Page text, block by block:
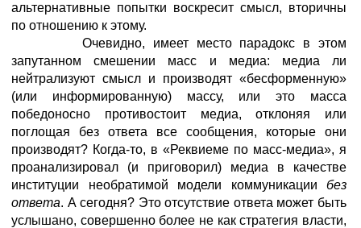
альтернативные попытки воскресит смысл, вторичны
по отношению к этому.
Очевидно, имеет место парадокс в этом
запутанном смешении масс и медиа: медиа ли
нейтрализуют смысл и производят «бесформенную»
(или информированную) массу, или это масса
победоносно противостоит медиа, отклоняя или
поглощая без ответа все сообщения, которые они
производят? Когда-то, в «Реквиеме по масс-медиа», я
проанализировал (и приговорил) медиа в качестве
институции необратимой модели коммуникации без
ответа. А сегодня? Это отсутствие ответа может быть
услышано, совершенно более не как стратегия власти,